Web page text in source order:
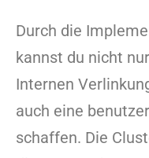
Durch die
kannst du nicht
Internen
auch eine
schaffen. Die